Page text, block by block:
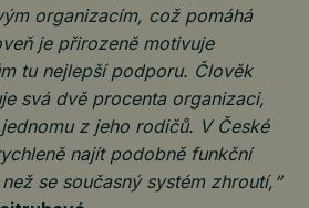
organizacím, což pomáhá
je přirozeně motivuje
tu nejlepší podporu. Člověk
svá dvě procenta organizaci,
z jeho rodičů. V České
najít podobně funkční
se současný systém zhroutí,“